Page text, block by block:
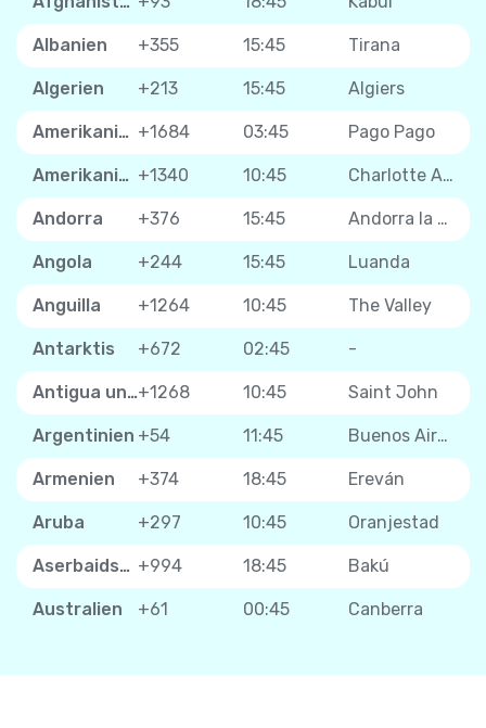
Albanien +355 15:45 Tirana
Algerien +213 15:45 Algiers
Amerikanisch-Samoa +1684 03:45 Pago Pago
Amerikanische Jungferninseln +1340 10:45 Charlotte Amalie
Andorra +376 15:45 Andorra la Vella
Angola +244 15:45 Luanda
Anguilla +1264 10:45 The Valley
Antarktis +672 02:45 -
Antigua und Barbuda+1268 10:45 Saint John
Argentinien +54 11:45 Buenos Aires
Armenien +374 18:45 Ereván
Aruba +297 10:45 Oranjestad
Aserbaidschan +994 18:45 Bakú
Australien +61 00:45 Canberra